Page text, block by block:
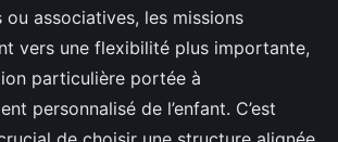
ou associatives, les missions
vers une flexibilité plus importante,
particulière portée à
personnalisé de l’enfant. C’est